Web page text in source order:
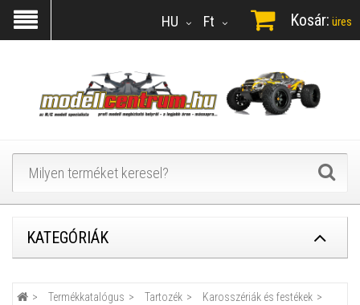
Ft
HU Kosár: üres
KATEGÓRIÁK
Termékkatalógus Tartozék
Karosszériák és festékek